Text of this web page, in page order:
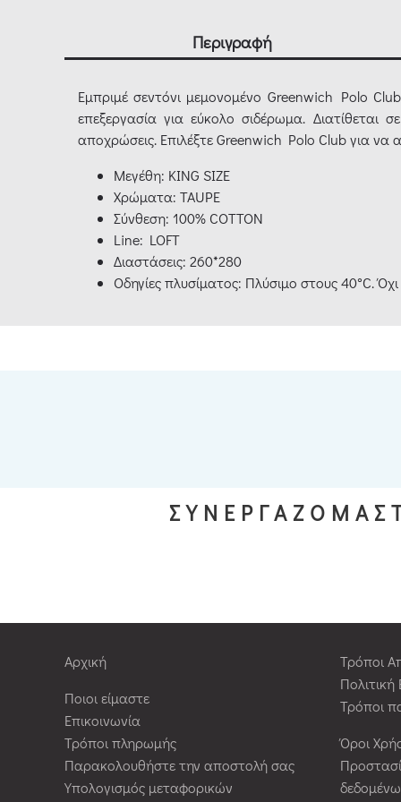
Περιγραφή
Εμπριμέ σεντόνι μεμονομένο Greenwich Polo
επεξεργασία για εύκολο σιδέρωμα. Διατίθεται
αποχρώσεις. Επιλέξτε Greenwich Polo Club για να
Μεγέθη: KING SIZE
Χρώματα: TAUPE
Σύνθεση: 100% COTTON
Line: LOFT
Διαστάσεις: 260*280
Οδηγίες πλυσίματος: Πλύσιμο στους 40°C.
Αρχική
Ποιοι είμαστε
Επικοινωνία
Τρόποι πληρωμής
Παρακολουθήστε την αποστολή σας
Υπολογισμός μεταφορικών
Τρόποι
Τρόποι
Όροι